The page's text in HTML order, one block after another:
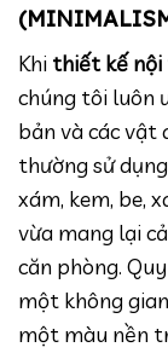
Khi thiết kế nội
chúng tôi luôn
bản và các vật
thường sử
xám, kem, be,
vừa mang lại
căn phòng.
một không
một màu nền